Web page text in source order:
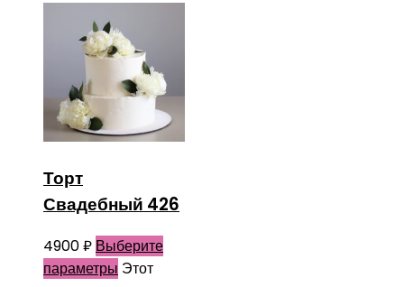
Торт
Свадебный 426
4900₽ Выберите
параметры Этот